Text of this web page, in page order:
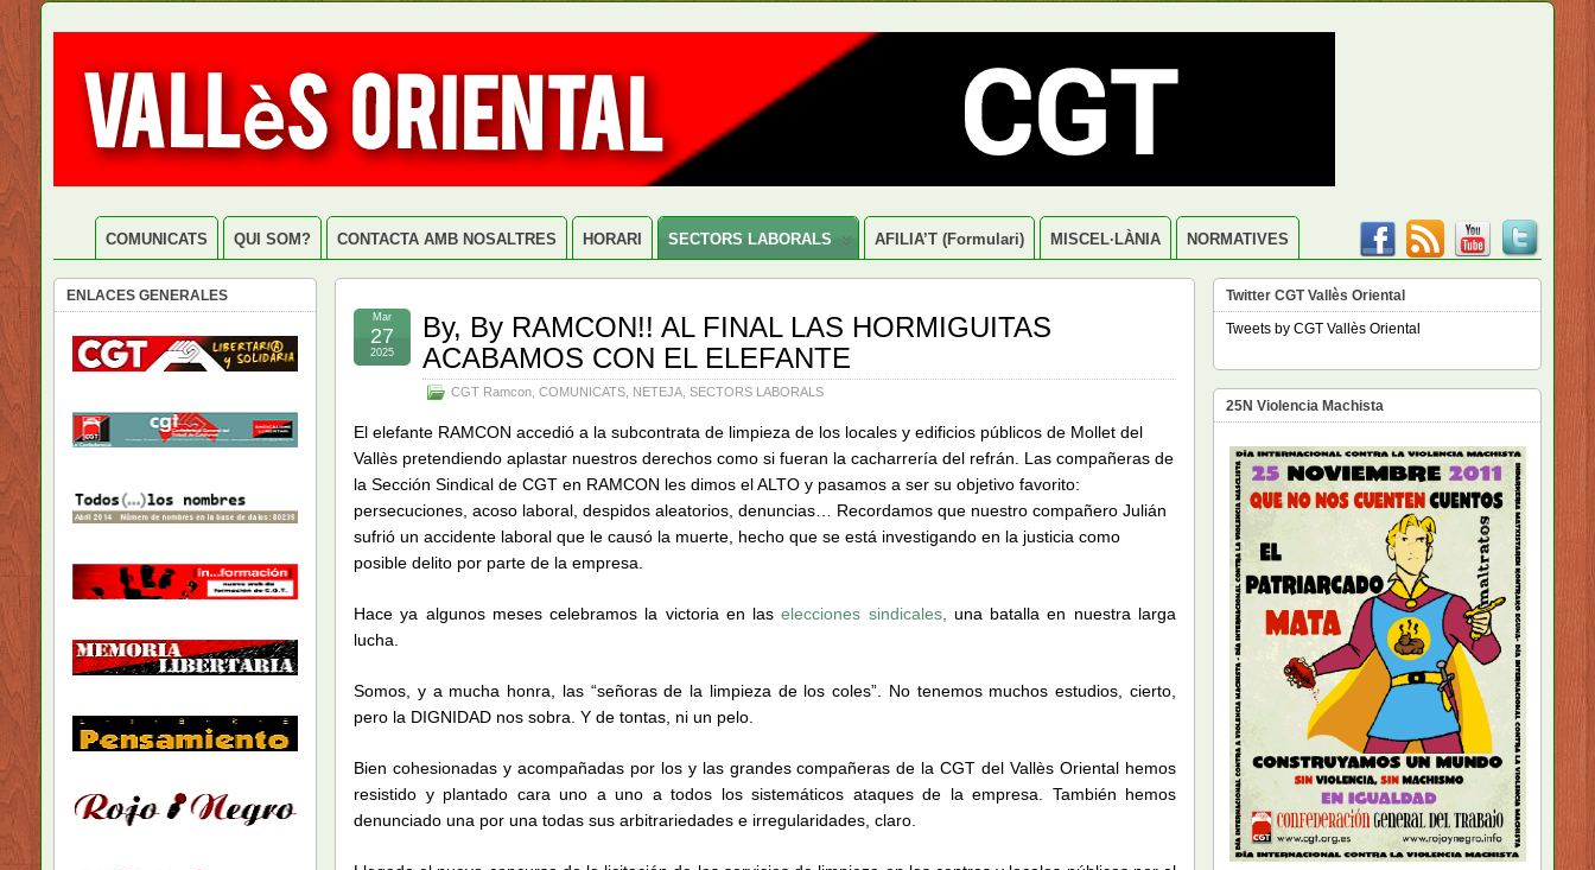
COMUNICATS QUI SOM? CONTACTA AMB NOSALTRES HORARI SECTORS LABORALS AFILIA’T (formulari) MISCEL·LÀNIA NORMATIVES
By, By RAMCON!! AL FINAL LAS HORMIGUITAS
ACABAMOS CON EL ELEFANTE
CGT Ramcon COMUNICATS NETEJA SECTORS LABORALS
Mar
27
2025
El elefante RAMCON accedió a la subcontrata de limpieza de los locales y edificios públicos de Mollet del
Vallès pretendiendo aplastar nuestros derechos como si fueran la cacharrería del refrán. L as compañeras de
la Sección Sindical de CGT en RAMCON les dimos el ALTO y pasamos a ser su objetivo favorito:
persecuciones, acoso laboral, despidos aleatorios, denuncias… Recordamos que nuestro compañero Julián
sufrió un accidente laboral que le causó la muerte, hecho que se está investigando en la justicia como
posible delito por parte de la empresa.
Hace ya algunos meses celebramos la victoria en laselecciones sindicales,
una batalla en nuestra larga
lucha.
Somos, y a mucha honra, las “señoras de la limpieza de los coles”. No tenemos muchos estudios, cierto,
pero la DIGNIDAD nos sobra. Y de tontas, ni un pelo.
Bien cohesionadas y acompañadas por los y las grandes compañeras de la CGT del Vallès Oriental hemos
resistido y plantado cara uno a uno a todos los sistemáticos ataques de la empresa. También hemos
denunciado una por una todas sus arbitrariedades e irregularidades, claro.
ENLACES GENERALES
Twitter CGT Vallès Oriental
Tweets by CGT Vallès Oriental
25N Violencia Machista